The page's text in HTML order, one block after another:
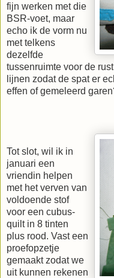
fijn werken met die
BSR-voet, maar
echo ik de vorm nu
met telkens
dezelfde
tussenruimte voor de
lijnen zodat de spat er
effen of gemeleerd
Tot slot, wil ik in
januari een
vriendin helpen
met het verven van
voldoende stof
voor een cubus-
quilt in 8 tinten
plus rood. Vast een
proefopzetje
gemaakt zodat we
uit kunnen rekenen